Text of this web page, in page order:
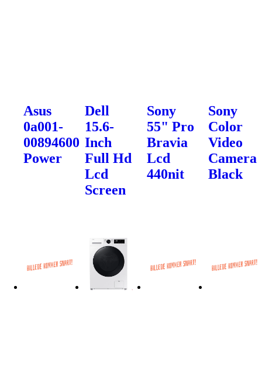
Asus
0a001-
00894600
Power
Dell
15.6-
Inch
Full Hd
Lcd
Screen
Sony
55" Pro
Bravia
Lcd
440nit
Sony
Color
Video
Camera
Black